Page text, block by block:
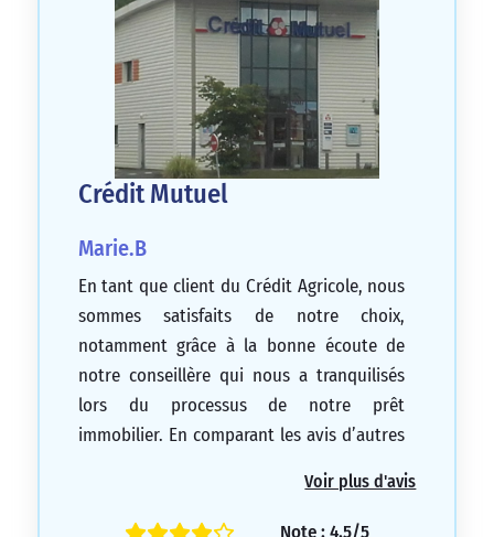
Crédit Mutuel
Marie.B
En tant que client du Crédit Agricole, nous
sommes satisfaits de notre choix,
notamment grâce à la bonne écoute de
notre conseillère qui nous a tranquilisés
lors du processus de notre prêt
immobilier. En comparant les avis d’autres
remarqué que ceux de Montendre sont
nettement plus positifs. Nous vous
Voir plus d'avis
Note : 4.5/5